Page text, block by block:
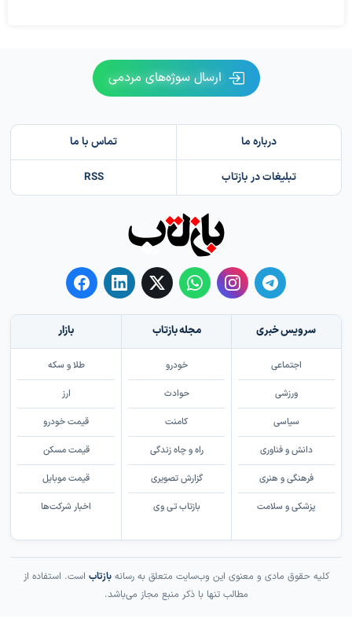
ارسال سوژه‌های مردمی
درباره ما تماس با ما
تبلیغات در بازتاب RSS
سرویس خبری
اجتماعی
ورزشی
سیاسی
دانش و فناوری
فرهنگی و هنری
پزشکی و سلامت
مجله بازتاب
خودرو
حوادث
کامنت
راه و چاه زندگی
گزارش تصویری
بازتاب تی وی
بازار
طلا و سکه
ارز
قیمت خودرو
قیمت مسکن
قیمت موبایل
اخبار شرکت‌ها
کلیه حقوق مادی و معنوی این وب‌سایت متعلق به رسانهبازتاب است. استفاده از
مطالب تنها با ذکر منبع مجاز می‌باشد.